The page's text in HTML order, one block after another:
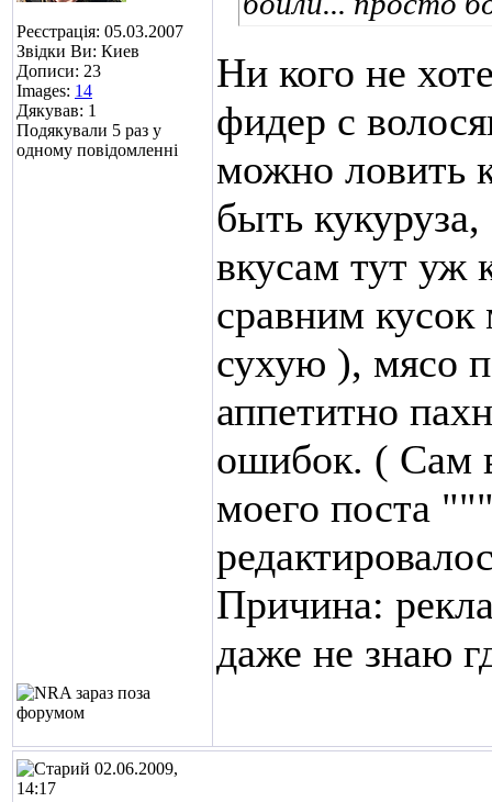
Реєстрація: 05.03.2007
Звідки Ви: Киев
Дописи: 23
Images: 14
Дякував: 1
Подякували 5 раз у
одному повідомленні
Ни кого не
фидер с
можно ловить
быть
вкусам тут уж
сравним кусок
сухую ), мясо
аппетитно
ошибок. ( Сам
моего поста
Причина:
даже не знаю
02.06.2009,
14:17